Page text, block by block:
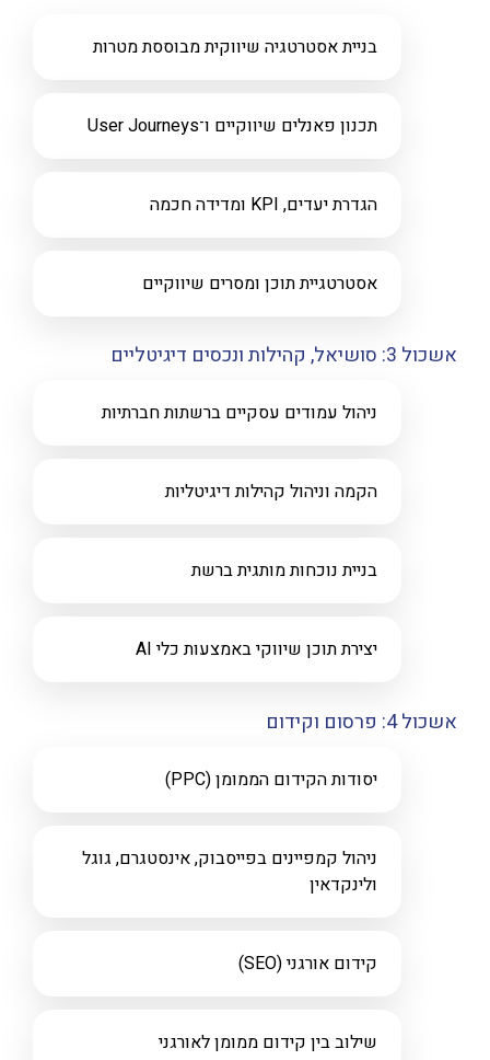
בניית אסטרטגיה שיווקית מבוססת מטרות
תכנון פאנלים שיווקיים ו־User Journeys
הגדרת יעדים, KPI ומדידה חכמה
אסטרטגיית תוכן ומסרים שיווקיים
אשכול 3: סושיאל, קהילות ונכסים דיגיטליים
ניהול עמודים עסקיים ברשתות חברתיות
הקמה וניהול קהילות דיגיטליות
בניית נוכחות מותגית ברשת
יצירת תוכן שיווקי באמצעות כלי AI
אשכול 4: פרסום וקידום
יסודות הקידום הממומן (PPC)
ניהול קמפיינים בפייסבוק, אינסטגרם, גוגל
ולינקדאין
קידום אורגני (SEO)
שילוב בין קידום ממומן לאורגני